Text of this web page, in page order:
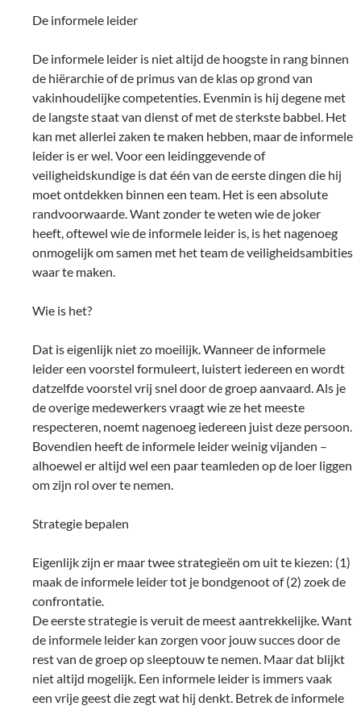
De informele leider
De informele leider is niet altijd de hoogste in rang binnen
de hiërarchie of de primus van de klas op grond van
vakinhoudelijke competenties. Evenmin is hij degene met
de langste staat van dienst of met de sterkste babbel. Het
kan met allerlei zaken te maken hebben, maar de informele
leider is er wel. Voor een leidinggevende of
veiligheidskundige is dat één van de eerste dingen die hij
moet ontdekken binnen een team. Het is een absolute
randvoorwaarde. Want zonder te weten wie de joker
heeft, oftewel wie de informele leider is, is het nagenoeg
onmogelijk om samen met het team de veiligheidsambities
waar te maken.
Wie is het?
Dat is eigenlijk niet zo moeilijk. Wanneer de informele
leider een voorstel formuleert, luistert iedereen en wordt
datzelfde voorstel vrij snel door de groep aanvaard. Als je
de overige medewerkers vraagt wie ze het meeste
respecteren, noemt nagenoeg iedereen juist deze persoon.
Bovendien heeft de informele leider weinig vijanden –
alhoewel er altijd wel een paar teamleden op de loer liggen
om zijn rol over te nemen.
Strategie bepalen
Eigenlijk zijn er maar twee strategieën om uit te kiezen: (1)
maak de informele leider tot je bondgenoot of (2) zoek de
confrontatie.
De eerste strategie is veruit de meest aantrekkelijke. Want
de informele leider kan zorgen voor jouw succes door de
rest van de groep op sleeptouw te nemen. Maar dat blijkt
niet altijd mogelijk. Een informele leider is immers vaak
een vrije geest die zegt wat hij denkt. Betrek de informele